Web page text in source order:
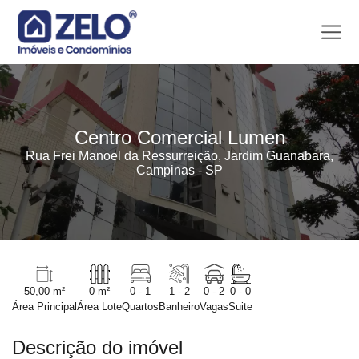
Centro Comercial Lumen
Rua Frei Manoel da Ressurreição, Jardim Guanabara,
Campinas - SP
50,00 m²
Área Principal
0 m²
Área Lote
0 - 1
Quartos
1 - 2
Banheiro
0 - 2
Vagas
0 - 0
Suite
Descrição do imóvel